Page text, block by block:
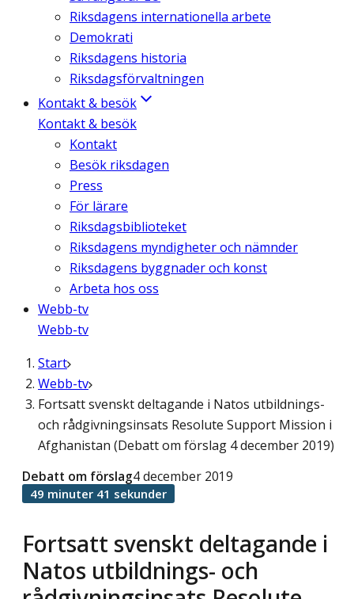
Riksdagens internationella arbete
Demokrati
Riksdagens historia
Riksdagsförvaltningen
Kontakt & besök
Kontakt & besök
Kontakt
Besök riksdagen
Press
För lärare
Riksdagsbiblioteket
Riksdagens myndigheter och nämnder
Riksdagens byggnader och konst
Arbeta hos oss
Webb-tv
Webb-tv
Start
Webb-tv
Fortsatt svenskt deltagande i Natos utbildnings-
och rådgivningsinsats Resolute Support Mission i
Afghanistan (Debatt om förslag 4 december 2019)
Fortsatt svenskt deltagande i
Natos utbildnings- och
Debatt om förslag4 december 2019
49 minuter 41 sekunder